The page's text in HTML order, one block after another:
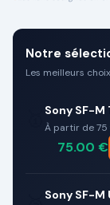
Notre
Les meilleurs
Sony SF-M
À partir de 75
75.00 €
Sony SF-M